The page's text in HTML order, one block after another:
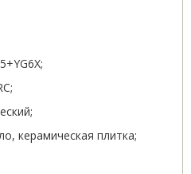
керамическая плитка;